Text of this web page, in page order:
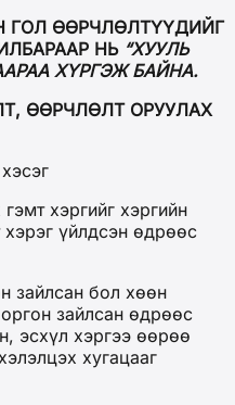
ГОЛ ӨӨРЧЛӨЛТҮҮДИЙГ
НЬ “ХУУЛЬ
ХҮРГЭЖ БАЙНА.
ӨӨРЧЛӨЛТ ОРУУЛАХ
хэргийг хэргийн
хэрэг үйлдсэн өдрөөс
зайлсан бол хөөн
зайлсан өдрөөс
эсхүл хэргээ өөрөө
хугацааг